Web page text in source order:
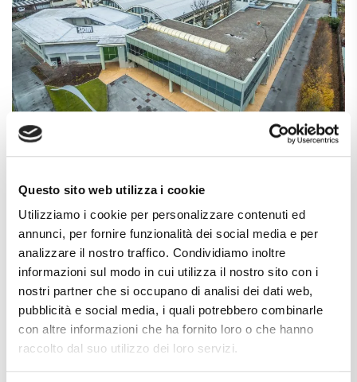
Questo sito web utilizza i cookie
Utilizziamo i cookie per personalizzare contenuti ed
annunci, per fornire funzionalità dei social media e per
analizzare il nostro traffico. Condividiamo inoltre
informazioni sul modo in cui utilizza il nostro sito con i
nostri partner che si occupano di analisi dei dati web,
pubblicità e social media, i quali potrebbero combinarle
con altre informazioni che ha fornito loro o che hanno
raccolto dal suo utilizzo dei loro servizi.
Stam S.p.A